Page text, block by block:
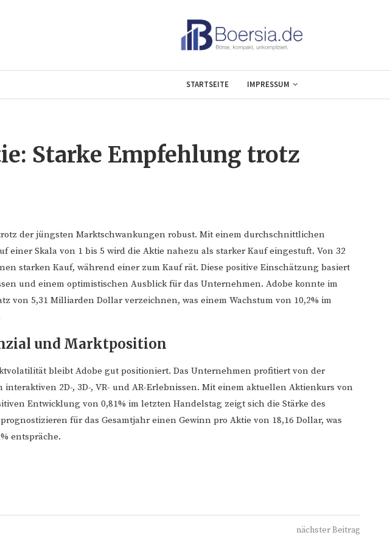
STARTSEITE IMPRESSUM
Starke Empfehlung trotz
der jüngsten Marktschwankungen robust. Mit einem durchschnittlichen
einer Skala von 1 bis 5 wird die Aktie nahezu als starker Kauf eingestuft. Von 32
starken Kauf, während einer zum Kauf rät. Diese positive Einschätzung basiert
und einem optimistischen Ausblick für das Unternehmen. Adobe konnte im
von 5,31 Milliarden Dollar verzeichnen, was einem Wachstum von 10,2% im
und Marktposition
bleibt Adobe gut positioniert. Das Unternehmen profitiert von der
2D-, 3D-, VR- und AR-Erlebnissen. Mit einem aktuellen Aktienkurs von
Entwicklung von 0,81% im letzten Handelstag zeigt sich die Stärke des
für das Gesamtjahr einen Gewinn pro Aktie von 18,16 Dollar, was
entspräche.
nächster Beitrag